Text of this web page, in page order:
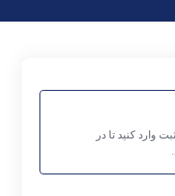
وارد کنید تا در